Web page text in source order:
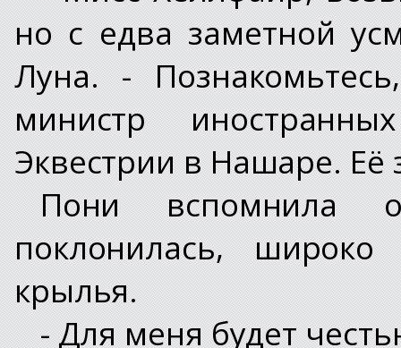
но с едва заметной
Луна. -
министр
Эквестрии в Нашаре. Её
Пони вспомнила
поклонилась,
крылья.
- Для меня будет